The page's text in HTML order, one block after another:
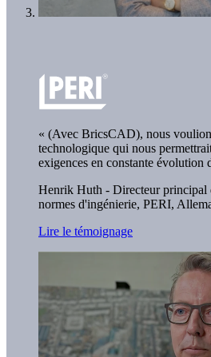
« (Avec BricsCAD), nous
technologique qui nous
exigences en constante évolution
Henrik Huth - Directeur principal
normes d'ingénierie, PERI,
Lire le témoignage